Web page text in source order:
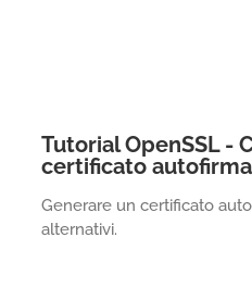
Tutorial OpenSSL -
certificato
Generare un certificato
alternativi.